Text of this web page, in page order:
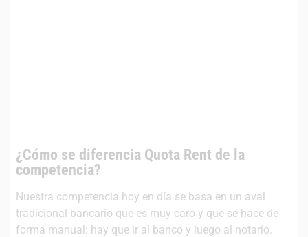
¿Cómo se diferencia Quota Rent de la
competencia?
Nuestra competencia hoy en día se basa en un aval
tradicional bancario que es muy caro y que se hace de
forma manual: hay que ir al banco y luego al notario.